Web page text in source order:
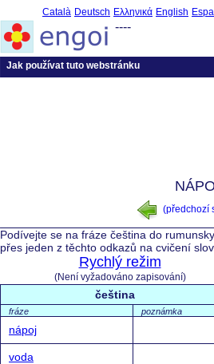
Català Deutsch Ελληνικά English
----
Jak používat tuto webstránku
(předchozí
Podívejte se na fráze čeština do
přes jeden z těchto odkazů na cvičení
Rychlý režim
(Není vyžadováno zapisování)
čeština
fráze poznámka
nápoj
voda